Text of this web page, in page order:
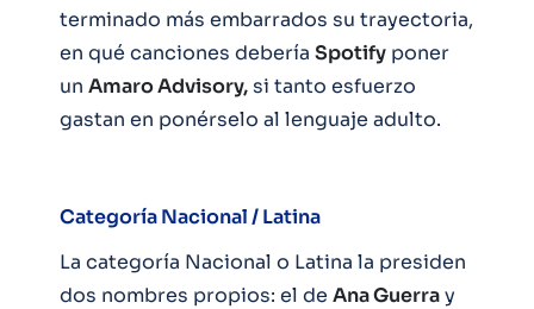
terminado más embarrados su trayectoria,
en qué canciones debería Spotify poner
un Amaro Advisory,si tanto esfuerzo
gastan en ponérselo al lenguaje adulto.
Categoría Nacional / Latina
La categoría Nacional o Latina la presiden
dos nombres propios: el de Ana Guerray